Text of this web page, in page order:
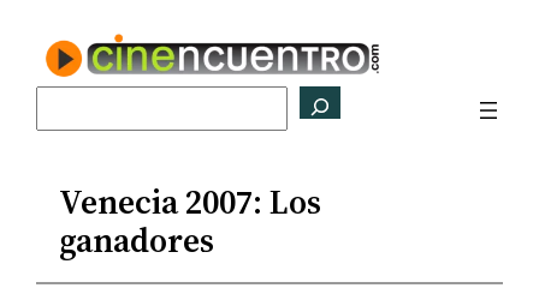
contenido
Venecia 2007: Los
ganadores